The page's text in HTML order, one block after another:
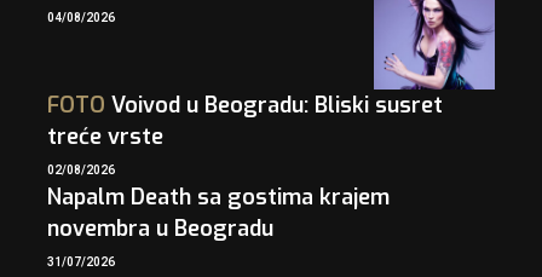
04/08/2026
FOTO Voivod u Beogradu: Bliski susret
treće vrste
02/08/2026
Napalm Death sa gostima krajem
novembra u Beogradu
31/07/2026